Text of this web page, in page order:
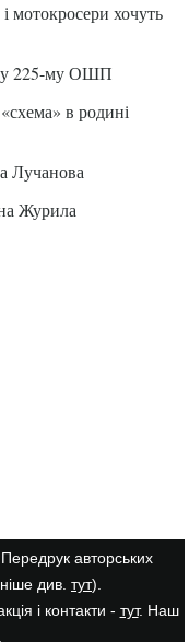
мотокросери хочуть
у 225-му ОШП
в родині
Лучанова
Журила
авторських
див. тут).
і контакти - тут. Наш